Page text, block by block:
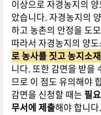
이상으로 자경농지의
았습니다. 자경농지의
하고 농촌의 안정을 도
따라서 자경농지의 양
로 농사를 짓고 농지소
니다. 또한 감면을 받을
므로 이 점도 유의해야
감면을 신청할 때는 필
무서에 제출해야 합니다.